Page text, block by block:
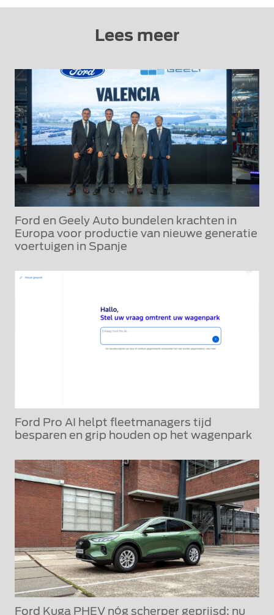
Lees meer
Ford en Geely Auto bundelen krachten in
Europa voor productie van nieuwe generatie
voertuigen in Spanje
Ford Pro AI helpt fleetmanagers tijd
besparen en grip houden op het wagenpark
Ford Kuga PHEV nóg scherper geprijsd: nu